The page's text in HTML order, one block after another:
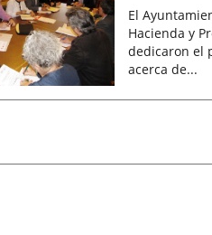
El
Hacienda y
dedicaron el
acerca de...